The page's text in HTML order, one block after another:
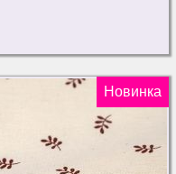
Новинка